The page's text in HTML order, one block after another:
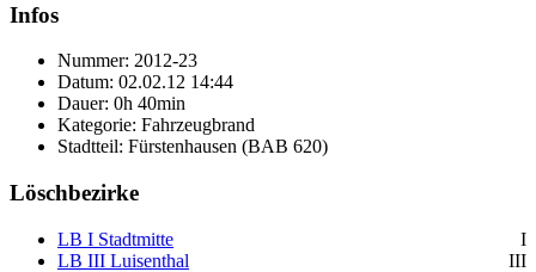
Infos
Nummer: 2012-23
Datum: 02.02.12 14:44
Dauer: 0h 40min
Kategorie: Fahrzeugbrand
Stadtteil: Fürstenhausen (BAB 620)
Löschbezirke
LB I Stadtmitte
I
LB III Luisenthal
III